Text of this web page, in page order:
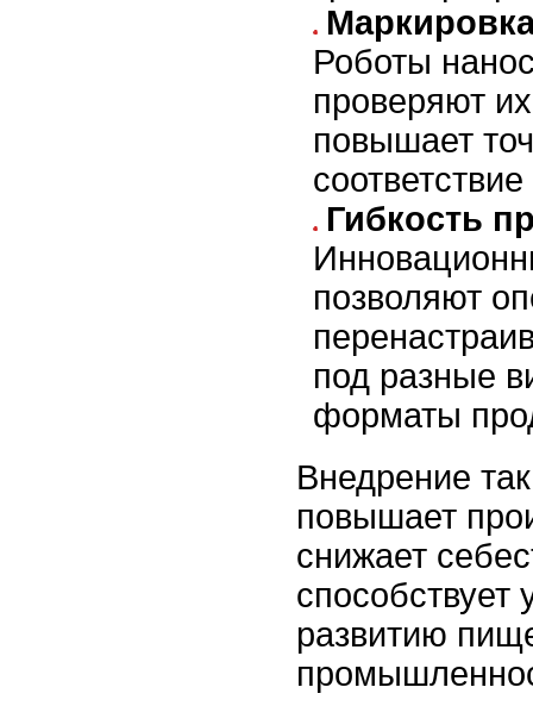
Роботы
проверяют
повышает
Гибкость
позволяют
под разные
форматы
Внедрение
повышает
снижает
способствует
развитию